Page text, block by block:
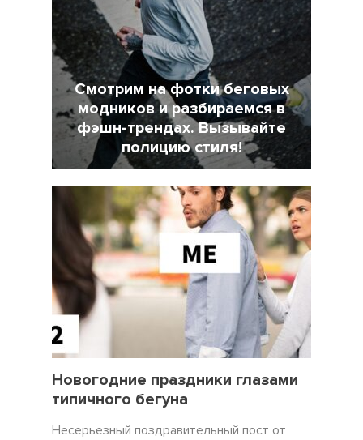
Смотрим на фотки беговых
модников и разбираемся в
фэшн-трендах. Вызывайте
полицию стиля!
Новогодние праздники глазами
типичного бегуна
Несерьезный поздравительный пост от